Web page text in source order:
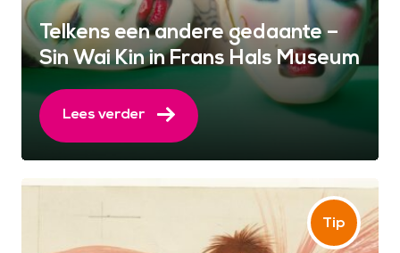
Telkens een andere gedaante –
Sin Wai Kin in Frans Hals Museum
Lees verder